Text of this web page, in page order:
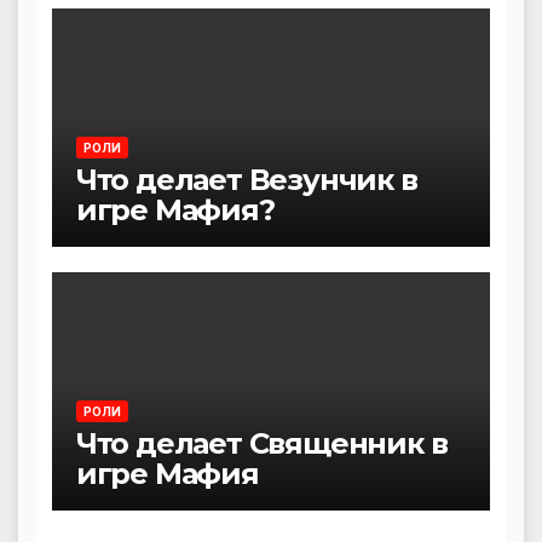
РОЛИ
Что делает Везунчик в
игре Мафия?
РОЛИ
Что делает Священник в
игре Мафия